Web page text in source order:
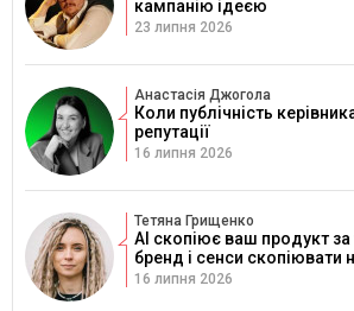
кампанію ідеєю
23 липня 2026
Анастасія Джогола
Коли публічність
репутації
16 липня 2026
Тетяна Грищенко
AI скопіює ваш продукт за
бренд і сенси скопіювати
16 липня 2026